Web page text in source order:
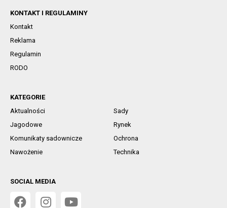
KONTAKT I REGULAMINY
Kontakt
Reklama
Regulamin
RODO
KATEGORIE
Aktualności
Sady
Jagodowe
Rynek
Komunikaty sadownicze
Ochrona
Nawożenie
Technika
SOCIAL MEDIA